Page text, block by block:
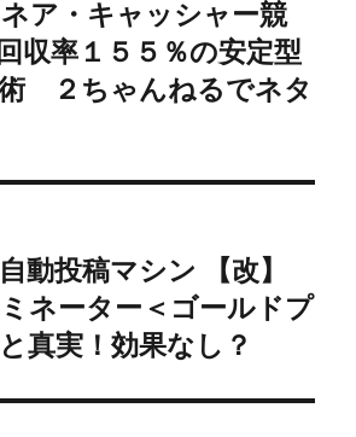
ア・キャッシャー競
率１５５％の安定型
２ちゃんねるでネタ
動投稿マシン 【改】
ネーター＜ゴールドプ
真実！効果なし？